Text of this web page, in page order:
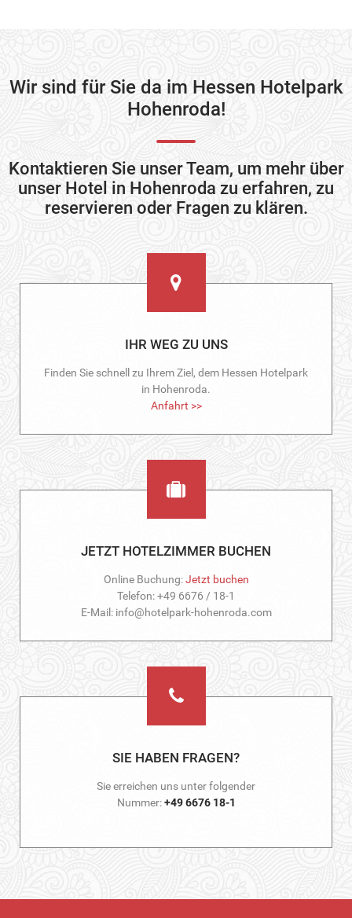
Wir sind für Sie da im Hessen Hotelpark
Hohenroda!
Kontaktieren Sie unser Team, um mehr über
unser Hotel in Hohenroda zu erfahren, zu
reservieren oder Fragen zu klären.
IHR WEG ZU UNS
Finden Sie schnell zu Ihrem Ziel, dem Hessen Hotelpark
in Hohenroda.
Anfahrt >>
JETZT HOTELZIMMER BUCHEN
Online Buchung:Jetzt buchen
Telefon: +49 6676 / 18-1
E-Mail: info@hotelpark-hohenroda.com
SIE HABEN FRAGEN?
Sie erreichen uns unter folgender
Nummer:+49 6676 18-1